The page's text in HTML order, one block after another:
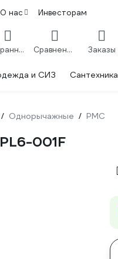
О нас Инвесторам
Избранное Сравнение Заказы
и СИЗ Сантехника
/ Однорычажные / РМС
001F